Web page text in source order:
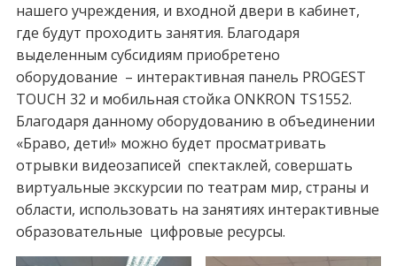
нашего учреждения, и входной двери в кабинет,
где будут проходить занятия. Благодаря
выделенным субсидиям приобретено
оборудование – интерактивная панель PROGEST
TOUCH 32 и мобильная стойка ONKRON TS1552.
Благодаря данному оборудованию в объединении
«Браво, дети!» можно будет просматривать
отрывки видеозаписей спектаклей, совершать
виртуальные экскурсии по театрам мир, страны и
области, использовать на занятиях интерактивные
образовательные цифровые ресурсы.